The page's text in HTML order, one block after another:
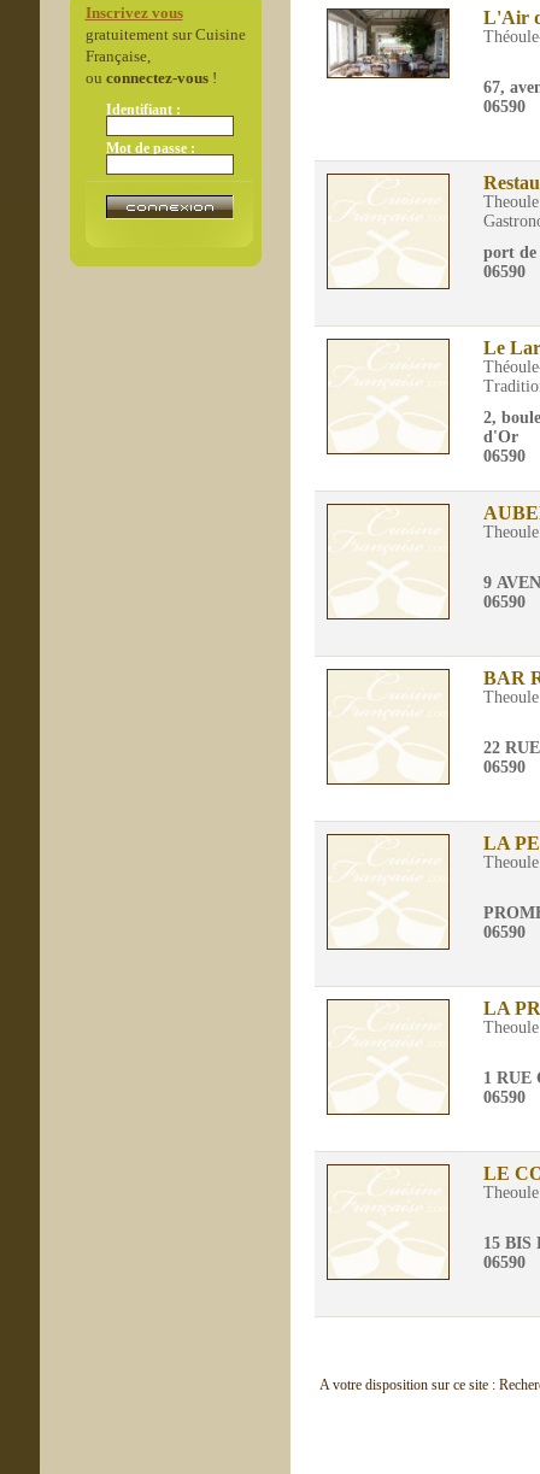
Inscrivez vous
gratuitement sur Cuisine
Française,
ou connectez-vous!
Identifiant :
Mot de passe :
L'Air
67,
06590
port de
06590
Le
2,
d'Or
06590
9
06590
BAR
22
06590
LA
06590
LA
1 RUE
06590
LE
15 BIS
06590
A votre disposition sur ce site :